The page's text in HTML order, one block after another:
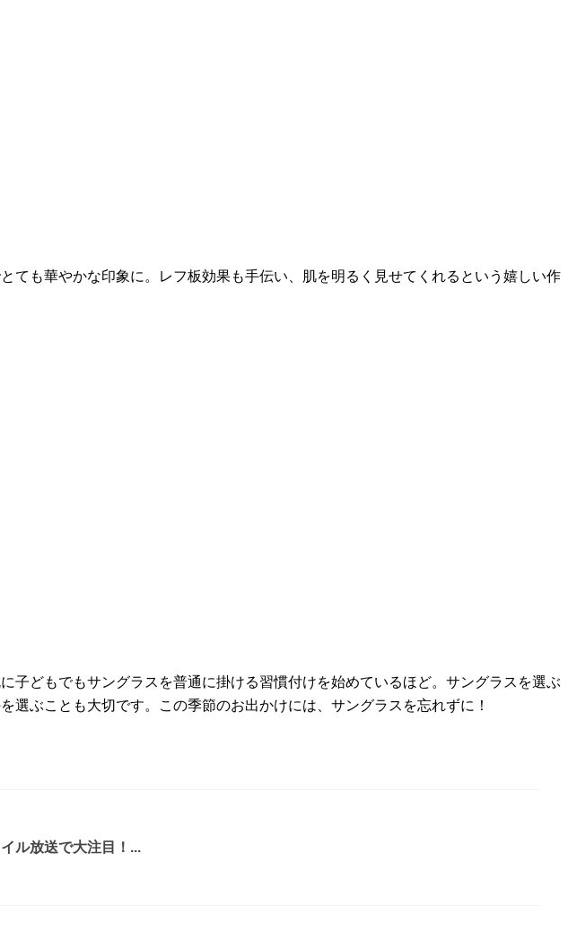
ても華やかな印象に。レフ板効果も手伝い、肌を明るく見せてくれるという嬉しい作
どもでもサングラスを普通に掛ける習慣付けを始めているほど。サングラスを選ぶ
ぶことも大切です。この季節のお出かけには、サングラスを忘れずに！
ル放送で大注目！...